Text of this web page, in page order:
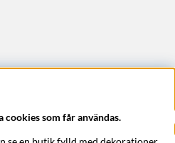
cookies som får användas.